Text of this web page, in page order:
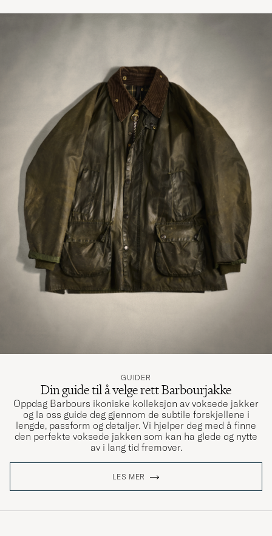
GUIDER
Din guide til å velge rett Barbourjakke
Oppdag Barbours ikoniske kolleksjon av voksede jakker
og la oss guide deg gjennom de subtile forskjellene i
lengde, passform og detaljer. Vi hjelper deg med å finne
den perfekte voksede jakken som kan ha glede og nytte
av i lang tid fremover.
LES MER